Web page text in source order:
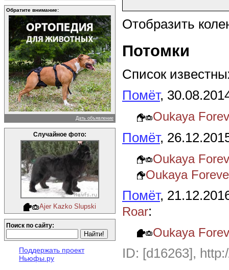
Обратите внимание:
Дать объявление
Случайное фото:
Ajer Kazko Slupski
Поиск по сайту:
Поддержать проект
Ньюфы.ру
Отобразить
Потомки
Список
Помёт,
Oukaya
Помёт,
Oukaya
Oukaya
Помёт,
Roar:
Oukaya
ID: [d16263],